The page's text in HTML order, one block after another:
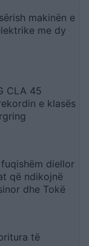
makinën e
me dy
CLA 45
e klasës
diellor
që ndikojnë
dhe Tokë
të